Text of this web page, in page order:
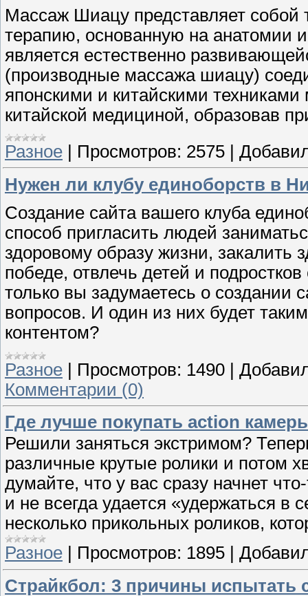
Массаж Шиацу представляет собой
терапию, основанную на анатомии
является естественно
(производные массажа шиацу)
японскими и китайскими
китайской медициной, образовав
Разное
Просмотров: 2575
Нужен ли клубу единоборств в
Создание сайта вашего клуба
способ пригласить людей
здоровому образу жизни, закалить
победе, отвлечь детей и
только вы задумаетесь о создании
вопросов. И один из них будет
контентом?
Разное
Просмотров: 1490
Комментарии (0)
Где лучше покупать action
Решили заняться экстримом?
различные крутые ролики и потом
думайте, что у вас сразу начнет
и не всегда удается «удержаться в
несколько прикольных роликов,
Разное
Просмотров: 1895
Страйкбол: 3 причины испытать